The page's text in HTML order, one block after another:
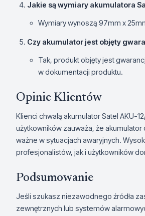
Jakie są wymiary akumulatora
Wymiary wynoszą 97mm x
Czy akumulator jest objęty
Tak, produkt objęty jest
w dokumentacji produktu.
Opinie Klientów
Klienci chwalą akumulator Satel AKU-
użytkowników zauważa, że
ważne w sytuacjach awaryjnych.
profesjonalistów, jak i użytkowników
Podsumowanie
Jeśli szukasz niezawodnego źródła
zewnętrznych lub systemów